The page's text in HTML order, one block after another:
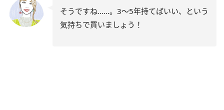
そうですね……。3〜5年持てばいい、という
気持ちで買いましょう！